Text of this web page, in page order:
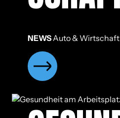
NEWSAuto & Wirtschaft